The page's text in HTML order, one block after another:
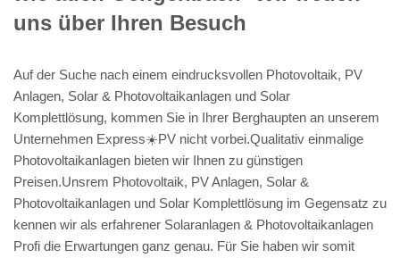
uns über Ihren Besuch
Auf der Suche nach einem eindrucksvollen Photovoltaik, PV
Anlagen, Solar & Photovoltaikanlagen und Solar
Komplettlösung, kommen Sie in Ihrer Berghaupten an unserem
Unternehmen Express☀️PV️ nicht vorbei.Qualitativ einmalige
Photovoltaikanlagen bieten wir Ihnen zu günstigen
Preisen.Unsrem Photovoltaik, PV Anlagen, Solar &
Photovoltaikanlagen und Solar Komplettlösung im Gegensatz zu
kennen wir als erfahrener Solaranlagen & Photovoltaikanlagen
Profi die Erwartungen ganz genau. Für Sie haben wir somit